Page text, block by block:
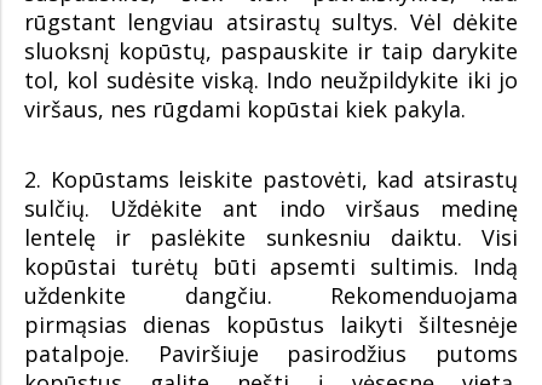
rūgstant lengviau atsirastų sultys. Vėl dėkite
sluoksnį kopūstų, paspauskite ir taip darykite
tol, kol sudėsite viską. Indo neužpildykite iki jo
viršaus, nes rūgdami kopūstai kiek pakyla.
2. Kopūstams leiskite pastovėti, kad atsirastų
sulčių. Uždėkite ant indo viršaus medinę
lentelę ir paslėkite sunkesniu daiktu. Visi
kopūstai turėtų būti apsemti sultimis. Indą
uždenkite dangčiu. Rekomenduojama
pirmąsias dienas kopūstus laikyti šiltesnėje
patalpoje. Paviršiuje pasirodžius putoms